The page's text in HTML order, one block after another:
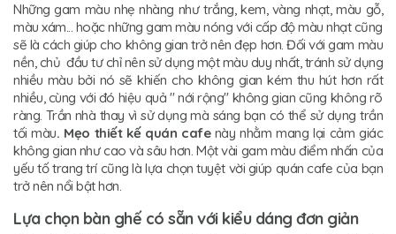
Những gam màu nhẹ nhàng như trắng, kem, vàng nhạt, màu gỗ,
màu xám... hoặc những gam màu nóng với cấp độ màu nhạt cũng
sẽ là cách giúp cho không gian trở nên đẹp hơn. Đối với gam màu
nền, chủ đầu tư chỉ nên sử dụng một màu duy nhất, tránh sử dụng
nhiều màu bởi nó sẽ khiến cho không gian kém thu hút hơn rất
nhiều, cùng với đó hiệu quả " nới rộng" không gian cũng không rõ
ràng. Trần nhà thay vì sử dụng mà sáng bạn có thể sử dụng trần
tối màu. Mẹo thiết kế quán cafe này nhằm mang lại cảm giác
không gian như cao và sâu hơn. Một vài gam màu điểm nhấn của
yếu tố trang trí cũng là lựa chọn tuyệt vời giúp quán cafe của bạn
trở nên nổi bật hơn.
Lựa chọn bàn ghế có sẵn với kiểu dáng đơn giản